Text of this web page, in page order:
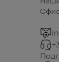
Офис